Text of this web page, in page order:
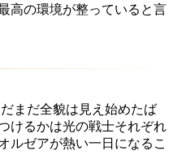
高の環境が整っていると言
まだ全貌は見え始めたば
けるかは光の戦士それぞれ
ルゼアが熱い一日になるこ